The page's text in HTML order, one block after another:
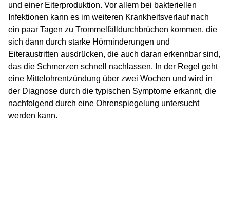
und einer Eiterproduktion. Vor allem bei bakteriellen
Infektionen kann es im weiteren Krankheitsverlauf nach
ein paar Tagen zu Trommelfälldurchbrüchen kommen, die
sich dann durch starke Hörminderungen und
Eiteraustritten ausdrücken, die auch daran erkennbar sind,
das die Schmerzen schnell nachlassen. In der Regel geht
eine Mittelohrentzündung über zwei Wochen und wird in
der Diagnose durch die typischen Symptome erkannt, die
nachfolgend durch eine Ohrenspiegelung untersucht
werden kann.